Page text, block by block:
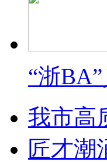
“浙
我市高
匠才